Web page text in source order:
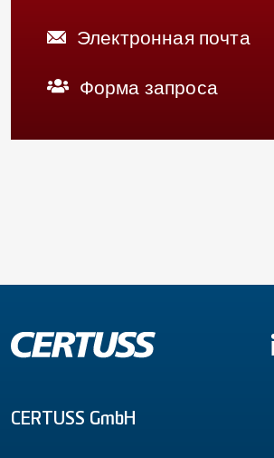
Электронная почта
Форма запроса
CERTUSS GmbH